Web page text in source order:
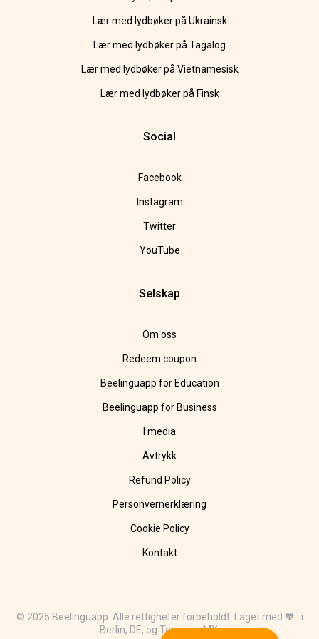
Lær med lydbøker på Ukrainsk
Lær med lydbøker på Tagalog
Lær med lydbøker på Vietnamesisk
Lær med lydbøker på Finsk
Social
Facebook
Instagram
Twitter
YouTube
Selskap
Om oss
Redeem coupon
Beelinguapp for Education
Beelinguapp for Business
I media
Avtrykk
Refund Policy
Personvernerklæring
Cookie Policy
Kontakt
© 2025 Beelinguapp. Alle rettigheter forbeholdt. Laget med 🧡 i
Berlin, DE, og Tampico, MX.